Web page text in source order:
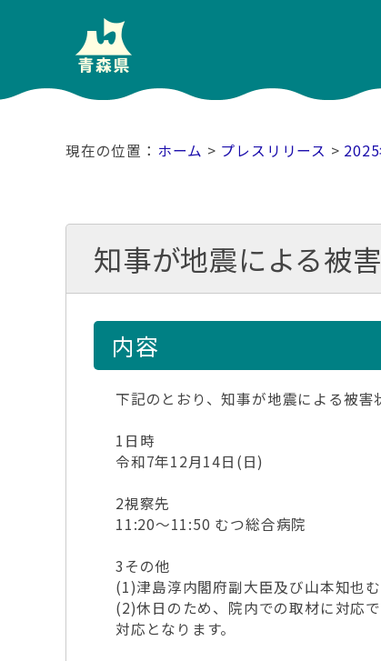
ホーム > プレスリリース >
知事が地震による被
内容
下記のとおり、知事が地震による被害
1日時
令和7年12月14日(日)
2視察先
11:20～11:50 むつ総合病院
3その他
(1)津島淳内閣府副大臣及び山本知也む
(2)休日のため、院内での取材に対応
対応となります。